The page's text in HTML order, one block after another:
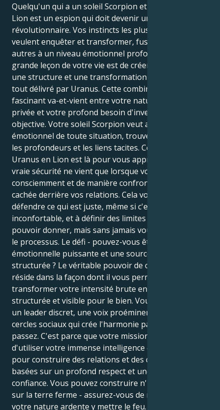
Quelqu'un qui a un soleil Scorpion et un Uranus en
Lion est un espion qui doit devenir un leader
révolutionnaire. Vos instincts les plus profonds
veulent enquêter et transformer, fusionner avec les
autres à un niveau émotionnel profond. Mais la
grande leçon de votre vie est de créer un équilibre,
une structure et une transformation profonde, le
tout délivré par Uranus. Cette combinaison crée un
fascinant va-et-vient entre votre nature intense et
privée et votre profond besoin d'investigation
objective. Votre soleil Scorpion veut aller au cœur
émotionnel de toute situation, trouver la vérité dans
les profondeurs et les liens tacites. Cependant, votre
Uranus en Lion est là pour vous apprendre que la
vraie sécurité ne vient que lorsque vous acceptez
consciemment et de manière confrontée, la vérité
cachée derrière vos relations. Cela vous oblige à
défendre ce qui est juste, même si c'est
inconfortable, et à définir des limites claires afin de
pouvoir donner, mais sans jamais vous perdre dans
le processus. Le défi - pouvez-vous être une force
émotionnelle puissante et une source de justice
structurée ? Le véritable pouvoir de ce placement
réside dans la façon dont il vous permet de
transformer votre intensité brute en une force
structurée et visible pour le bien. Vous pouvez être
un leader discret, une voix proéminente dans vos
cercles sociaux qui crée l'harmonie partout où vous
passez. C'est parce que votre mission dans la vie sera
d'utiliser votre immense intelligence émotionnelle
pour construire des relations et des communautés
basées sur un profond respect et une grande
confiance. Vous pouvez construire n'importe quoi
sur la terre ferme - assurez-vous de ne jamais laisser
votre nature ardente y mettre le feu. Votre chemin